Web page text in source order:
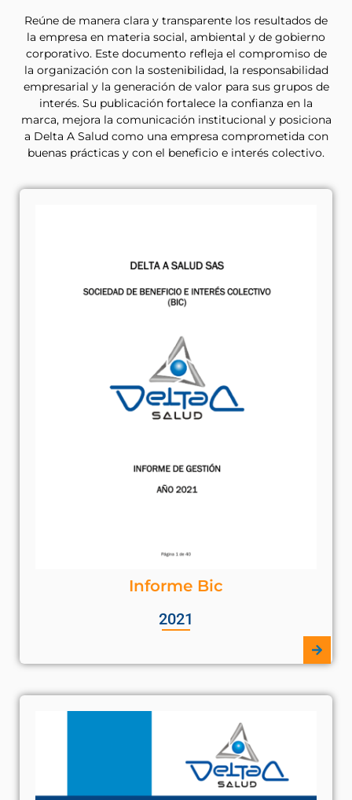
Reúne de manera clara y transparente los resultados de
la empresa en materia social, ambiental y de gobierno
corporativo. Este documento refleja el compromiso de
la organización con la sostenibilidad, la responsabilidad
empresarial y la generación de valor para sus grupos de
interés. Su publicación fortalece la confianza en la
marca, mejora la comunicación institucional y posiciona
a Delta A Salud como una empresa comprometida con
buenas prácticas y con el beneficio e interés colectivo.
Informe Bic
2021